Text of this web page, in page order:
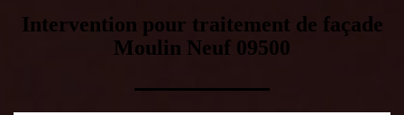
Intervention pour traitement de façade
Moulin Neuf 09500